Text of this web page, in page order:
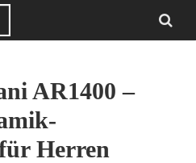
AR1400 –
Herren